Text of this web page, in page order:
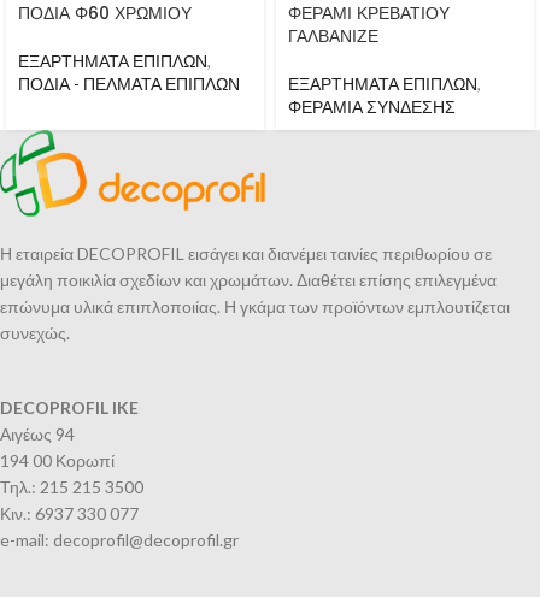
ΠΟΔΙΑ Φ60 ΧΡΩΜΙΟΥ
ΕΞΑΡΤΗΜΑΤΑ ΕΠΙΠΛΩΝ,
ΠΟΔΙΑ - ΠΕΛΜΑΤΑ ΕΠΙΠΛΩΝ
ΦΕΡΑΜΙ ΚΡΕΒΑΤΙΟΥ
ΓΑΛΒΑΝΙΖΕ
ΕΞΑΡΤΗΜΑΤΑ ΕΠΙΠΛΩΝ,
ΦΕΡΑΜΙΑ ΣΥΝΔΕΣΗΣ
Η εταιρεία DECOPROFIL εισάγει και διανέμει ταινίες περιθωρίου σε
μεγάλη ποικιλία σχεδίων και χρωμάτων. Διαθέτει επίσης επιλεγμένα
επώνυμα υλικά επιπλοποιίας. Η γκάμα των προϊόντων εμπλουτίζεται
συνεχώς.
DECOPROFIL IKE
Αιγέως 94
194 00 Κορωπί
Τηλ.: 215 215 3500
Κιν.: 6937 330 077
e-mail: decoprofil@decoprofil.gr